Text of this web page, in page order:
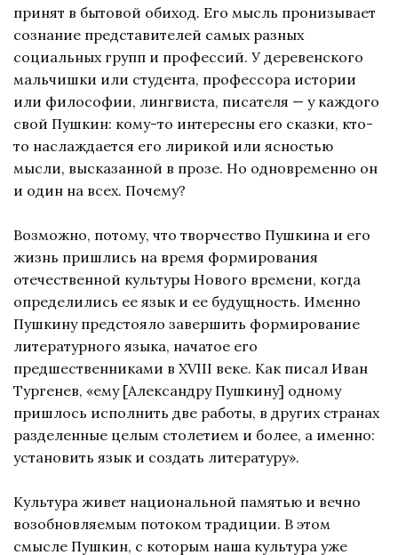
принят в бытовой обиход. Его мысль пронизывает
сознание представителей самых разных
социальных групп и профессий. У деревенского
мальчишки или студента, профессора истории
или философии, лингвиста, писателя — у каждого
свой Пушкин: кому-то интересны его сказки, кто-
то наслаждается его лирикой или ясностью
мысли, высказанной в прозе. Но одновременно он
и один на всех. Почему?
Возможно, потому, что творчество Пушкина и его
жизнь пришлись на время формирования
отечественной культуры Нового времени, когда
определились ее язык и ее будущность. Именно
Пушкину предстояло завершить формирование
литературного языка, начатое его
предшественниками в XVIII веке. Как писал Иван
Тургенев, «ему [Александру Пушкину] одному
пришлось исполнить две работы, в других странах
разделенные целым столетием и более, а именно:
установить язык и создать литературу».
Культура живет национальной памятью и вечно
возобновляемым потоком традиции. В этом
смысле Пушкин, с которым наша культура уже